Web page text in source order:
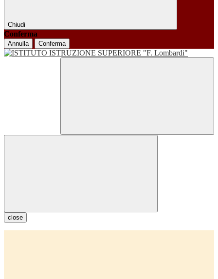
Chiudi
Conferma
Annulla Conferma
close